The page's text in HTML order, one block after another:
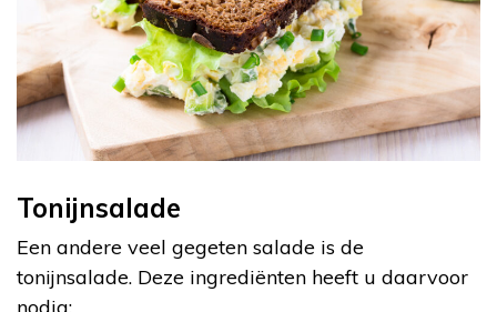
Tonijnsalade
Een andere veel gegeten salade is de
tonijnsalade. Deze ingrediënten heeft u daarvoor
nodig: